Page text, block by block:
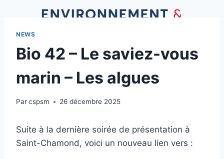
NEWS
Bio 42 – Le saviez-vous
marin – Les algues
Parcspsm 26 décembre 2025
Suite à la dernière soirée de présentation à
Saint-Chamond, voici un nouveau lien vers :